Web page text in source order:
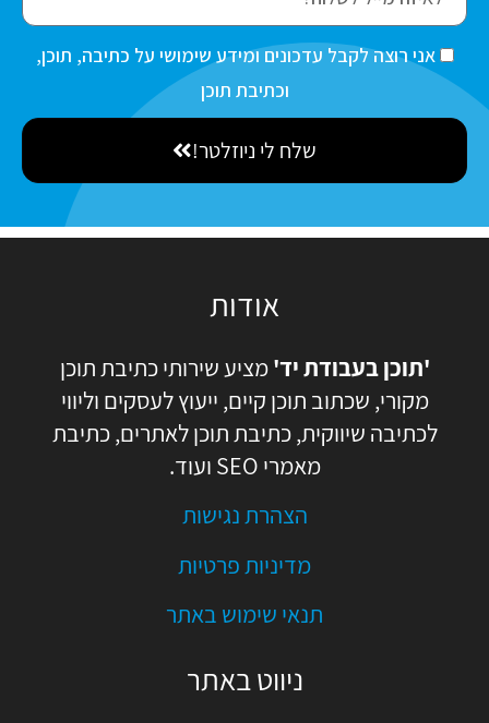
s
e
m
ס
כ
ה
אני רוצה לקבל עדכונים ומידע שימושי על כתיבה, תוכן,
וכתיבת תוכן
שלח לי ניוזלטר!
אודות
'תוכן בעבודת יד'מציע שירותי כתיבת תוכן
מקורי, שכתוב תוכן קיים, ייעוץ לעסקים וליווי
לכתיבה שיווקית, כתיבת תוכן לאתרים, כתיבת
מאמרי SEO ועוד.
הצהרת נגישות
מדיניות פרטיות
תנאי שימוש באתר
ניווט באתר